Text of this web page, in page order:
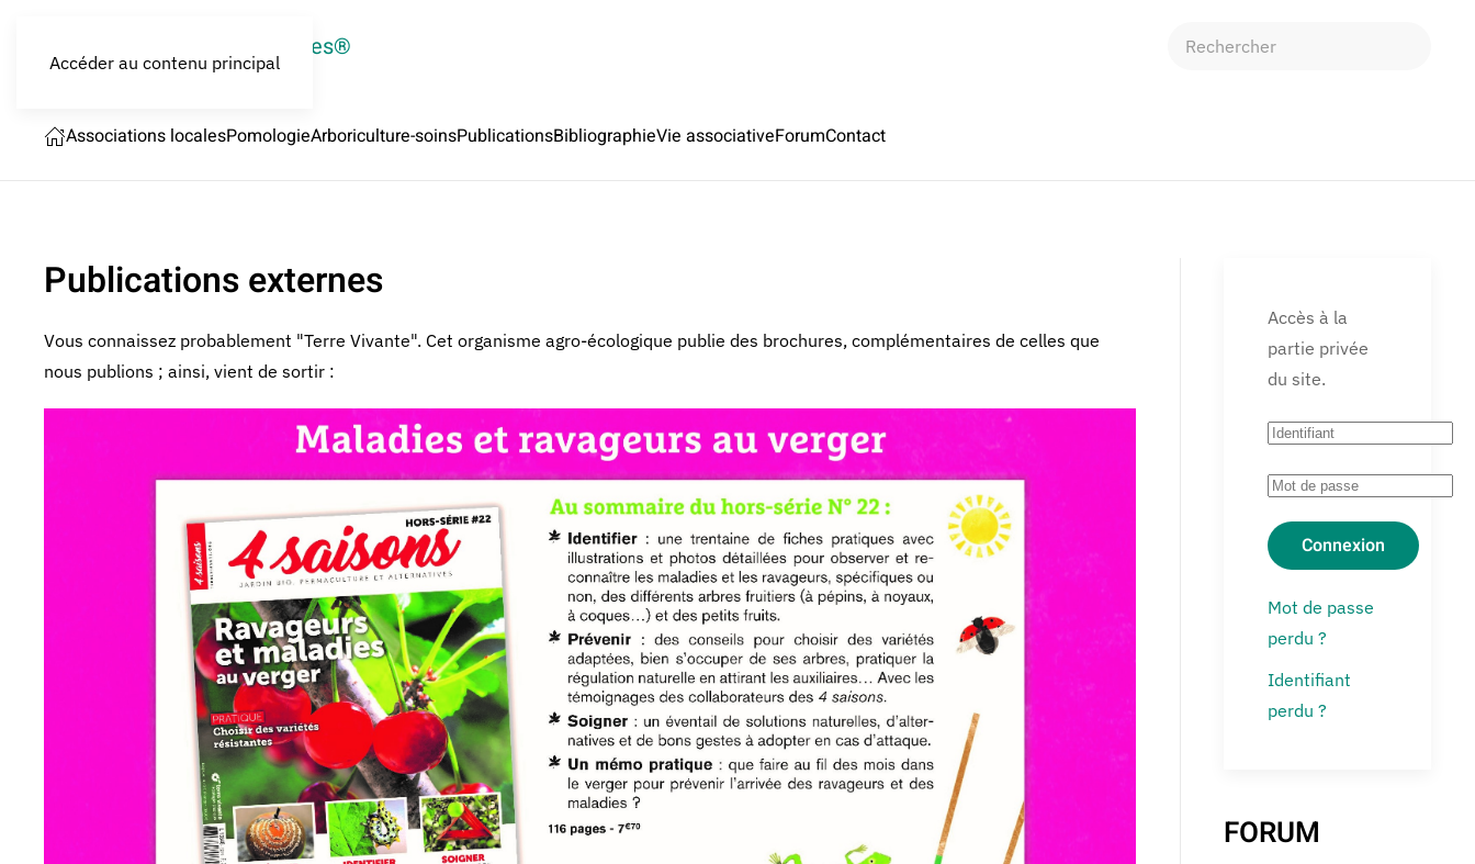
Accéder au contenu principal
LES CROQUEURS de pommes®
Associations localesPomologieArboriculture-soinsPublicationsBibliographieVie associativeForumContact
Publications externes
Vous connaissez probablement "Terre Vivante". Cet organisme agro-écologique publie des brochures, complémentaires de celles que
nous publions ; ainsi, vient de sortir :
Accès à la
partie privée
du site.
Connexion
Mot de passe
perdu ?
Identifiant
perdu ?
FORUM